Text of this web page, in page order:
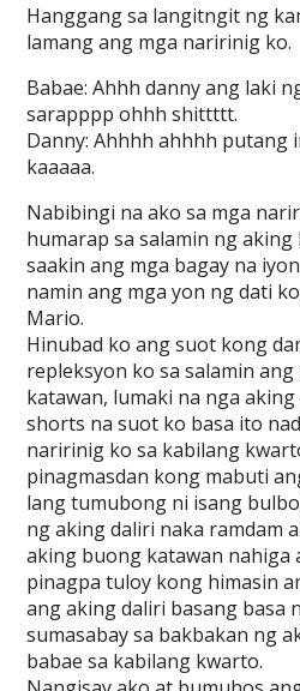
Hanggang sa langitngit ng
lamang ang mga naririnig ko.
Babae: Ahhh danny ang laki
sarapppp ohhh shittttt.
Danny: Ahhhh ahhhh putang
kaaaaa.
Nabibingi na ako sa mga
humarap sa salamin ng
saakin ang mga bagay na
namin ang mga yon ng dati
Mario.
Hinubad ko ang suot kong
repleksyon ko sa salamin
katawan, lumaki na nga
shorts na suot ko basa ito
naririnig ko sa kabilang
pinagmasdan kong mabuti
lang tumubong ni isang
ng aking daliri naka ramdam
aking buong katawan nahiga
pinagpa tuloy kong himasin
ang aking daliri basang basa
sumasabay sa bakbakan ng
babae sa kabilang kwarto.